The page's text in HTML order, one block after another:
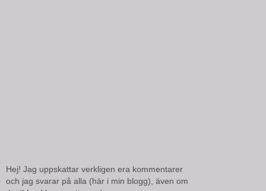
Hej! Jag uppskattar verkligen era kommentarer
och jag svarar på alla (här i min blogg), även om